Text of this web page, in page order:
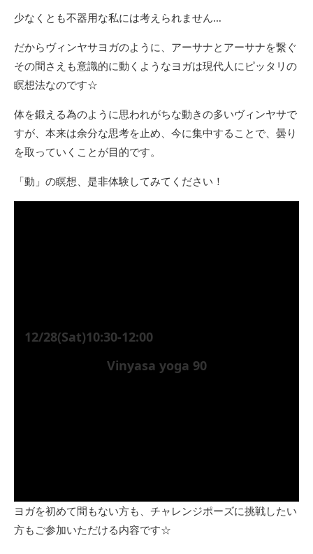
少なくとも不器用な私には考えられません…
だからヴィンヤサヨガのように、アーサナとアーサナを繋ぐ
その間さえも意識的に動くようなヨガは現代人にピッタリの
瞑想法なのです☆
体を鍛える為のように思われがちな動きの多いヴィンヤサで
すが、本来は余分な思考を止め、今に集中することで、曇り
を取っていくことが目的です。
「動」の瞑想、是非体験してみてください！
12/28(Sat)10:30-12:00
Vinyasa yoga 90
ヨガを初めて間もない方も、チャレンジポーズに挑戦したい
方もご参加いただける内容です☆